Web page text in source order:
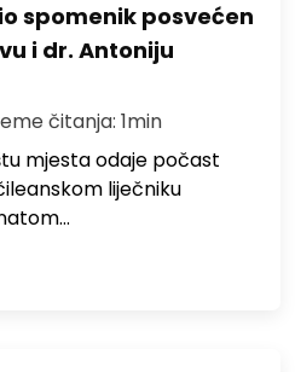
spomenik posvećen
i dr. Antoniju
čitanja: 1min
mjesta odaje počast
liječniku